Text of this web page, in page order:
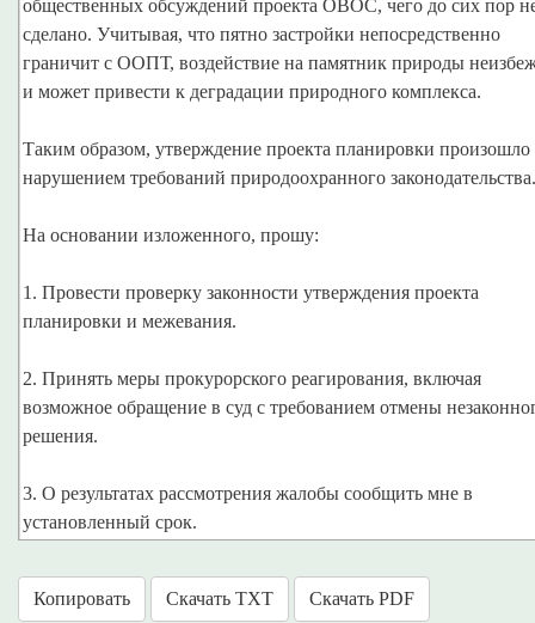
общественных обсуждений проекта ОВОС, чего до сих пор
сделано. Учитывая, что пятно застройки непосредственно
граничит с ООПТ, воздействие на памятник природы
и может привести к деградации природного комплекса.
Таким образом, утверждение проекта планировки произошло
нарушением требований природоохранного законодательства.
На основании изложенного, прошу:
1. Провести проверку законности утверждения проекта
планировки и межевания.
2. Принять меры прокурорского реагирования, включая
возможное обращение в суд с требованием отмены
решения.
3. О результатах рассмотрения жалобы сообщить мне в
Копировать Скачать TXT Скачать PDF